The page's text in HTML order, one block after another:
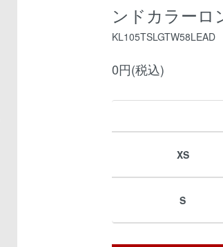
ンドカラーロ
KL105TSLGTW58LEAD
0円(税込)
XS
S